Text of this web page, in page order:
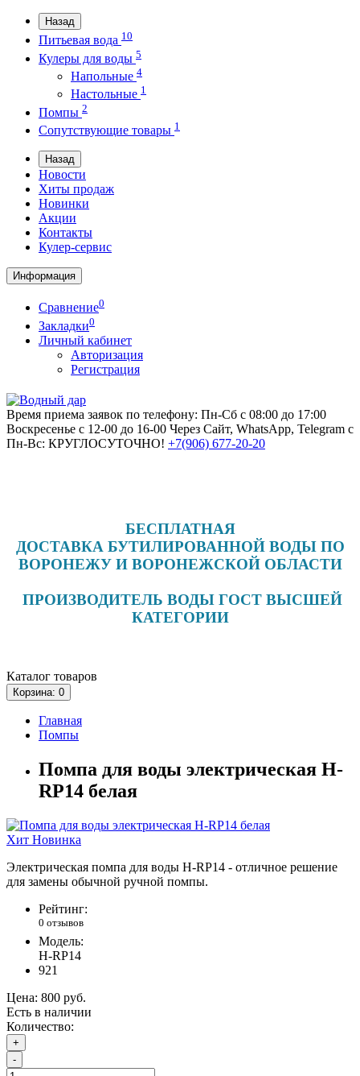
Назад
Питьевая вода 10
Кулеры для воды 5
Напольные 4
Настольные 1
Помпы 2
Сопутствующие товары 1
Назад
Новости
Хиты продаж
Новинки
Акции
Контакты
Кулер-сервис
Информация
Сравнение0
Закладки0
Личный кабинет
Авторизация
Регистрация
Время приема заявок по телефону: Пн-Сб с 08:00 до 17:00
Воскресенье с 12-00 до 16-00 Через Сайт, WhatsApp, Telegram с
Пн-Вс: КРУГЛОСУТОЧНО! +7(906) 677-20-20
БЕСПЛАТНАЯ
ДОСТАВКА БУТИЛИРОВАННОЙ ВОДЫ ПО
ВОРОНЕЖУ И ВОРОНЕЖСКОЙ ОБЛАСТИ
ПРОИЗВОДИТЕЛЬ ВОДЫ ГОСТ ВЫСШЕЙ
КАТЕГОРИИ
Каталог товаров
Корзина: 0
Главная
Помпы
Помпа для воды электрическая H-
RP14 белая
Хит Новинка
Электрическая помпа для воды H-RP14 - отличное решение
для замены обычной ручной помпы.
Рейтинг:
0 отзывов
Модель:
H-RP14
921
Цена: 800 руб.
Есть в наличии
Количество:
+
-